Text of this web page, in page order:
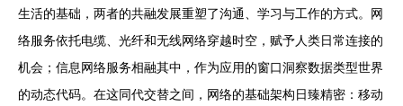
生活的基础，两者的共融发展重塑了沟通、学习与工作的方式。网
络服务依托电缆、光纤和无线网络穿越时空，赋予人类日常连接的
机会；信息网络服务相融其中，作为应用的窗口洞察数据类型世界
的动态代码。在这同代交替之间，网络的基础架构日臻精密：移动